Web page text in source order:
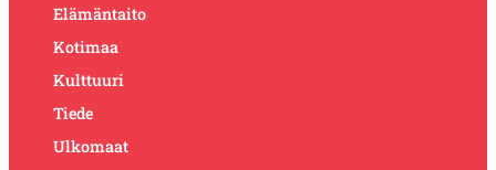
Elämäntaito
Kotimaa
Kulttuuri
Tiede
Ulkomaat